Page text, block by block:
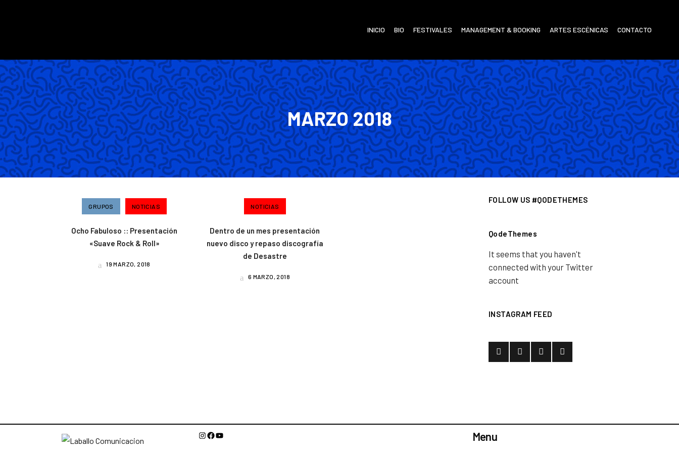
INICIO BIO FESTIVALES MANAGEMENT & BOOKING ARTES ESCÉNICAS CONTACTO
MARZO 2018
GRUPOS NOTICIAS
Ocho Fabuloso :: Presentación
«Suave Rock & Roll»
19 MARZO, 2018
NOTICIAS
Dentro de un mes presentación
nuevo disco y repaso discografía
de Desastre
6 MARZO, 2018
FOLLOW US #QODETHEMES
QodeThemes
It seems that you haven't
connected with your Twitter
account
INSTAGRAM FEED
Instagram
Facebook
YouTube Menu